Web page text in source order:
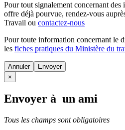
Pour tout signalement concernant des
offre déjà pourvue, rendez-vous
Travail ou contactez-nous
Pour toute information concernant le
les fiches pratiques du Ministère du
Annuler
×
Envoyer à un ami
Tous les champs sont obligatoires